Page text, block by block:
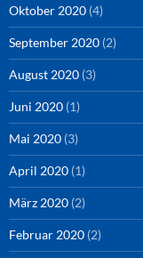
Oktober 2020 (4)
September 2020 (2)
August 2020 (3)
Juni 2020 (1)
Mai 2020 (3)
April 2020 (1)
März 2020 (2)
Februar 2020 (2)